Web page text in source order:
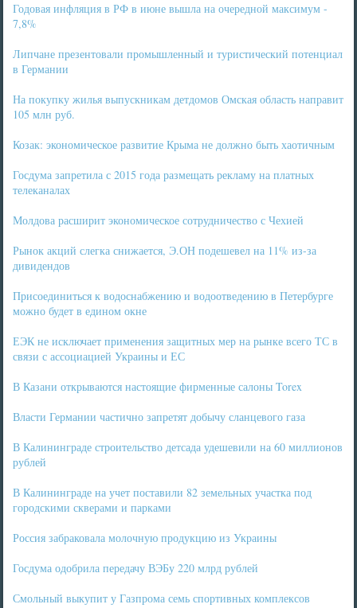
Годовая инфляция в РФ в июне вышла на очередной максимум -
7,8%
Липчане презентовали промышленный и туристический потенциал
в Германии
На покупку жилья выпускникам детдомов Омская область направит
105 млн руб.
Козак: экономическое развитие Крыма не должно быть хаотичным
Госдума запретила с 2015 года размещать рекламу на платных
телеканалах
Молдова расширит экономическое сотрудничество с Чехией
Рынок акций слегка снижается, Э.ОН подешевел на 11% из-за
дивидендов
Присоединиться к водоснабжению и водоотведению в Петербурге
можно будет в едином окне
ЕЭК не исключает применения защитных мер на рынке всего ТС в
связи с ассоциацией Украины и ЕС
В Казани открываются настоящие фирменные салоны Torex
Власти Германии частично запретят добычу сланцевого газа
В Калининграде строительство детсада удешевили на 60 миллионов
рублей
В Калининграде на учет поставили 82 земельных участка под
городскими скверами и парками
Россия забраковала молочную продукцию из Украины
Госдума одобрила передачу ВЭБу 220 млрд рублей
Смольный выкупит у Газпрома семь спортивных комплексов